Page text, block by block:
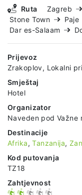
Ruta Zagreb
Stone Town
Paje
Dar es-Salaam
Prijevoz
Zrakoplov, Lokalni
Smještaj
Hotel
Organizator
Naveden pod Važne
Destinacije
Afrika,Tanzanija,
Kod putovanja
TZ18
Zahtjevnost